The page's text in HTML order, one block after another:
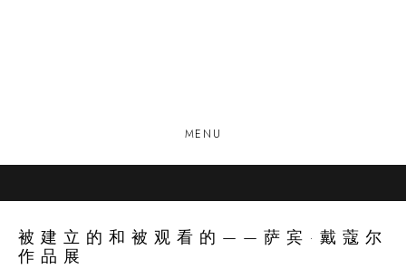
MENU
被建立的和被观看的——萨宾·戴蔻尔
作品展